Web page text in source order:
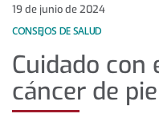
el
cáncer
piel
19 de junio de 2024
CONSEJOS DE SALUD
Cuidado con
cáncer de